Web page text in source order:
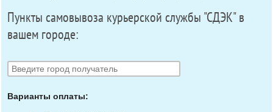
Пункты самовывоза курьерской службы "СДЭК" в
вашем городе:
Варианты оплаты: